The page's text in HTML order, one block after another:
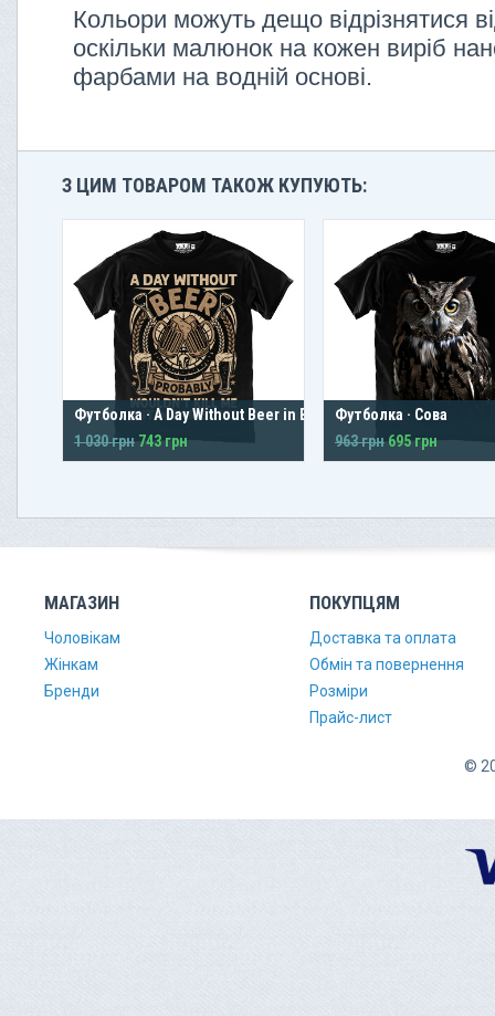
Кольори можуть дещо відрізнятися
оскільки малюнок на кожен виріб
фарбами на водній основі.
З ЦИМ ТОВАРОМ ТАКОЖ КУПУЮТЬ:
Футболка · A Day Without Beer in Black
1 030 грн 743 грн
Футболка · Сова
963 грн 695 грн
МАГАЗИН
Чоловікам
Жінкам
Бренди
ПОКУПЦЯМ
Доставка та оплата
Обмін та повернення
Розміри
Прайс-лист
©